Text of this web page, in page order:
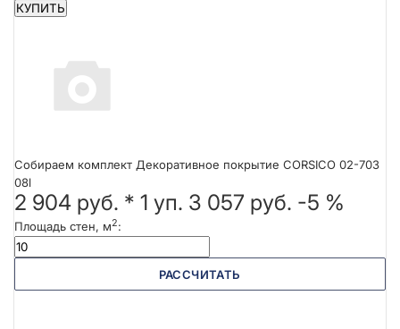
КУПИТЬ
Собираем комплект Декоративное покрытие CORSICO 02-703
08l
2 904 руб. * 1 уп. 3 057 руб. -5 %
Площадь стен, м2:
РАССЧИТАТЬ